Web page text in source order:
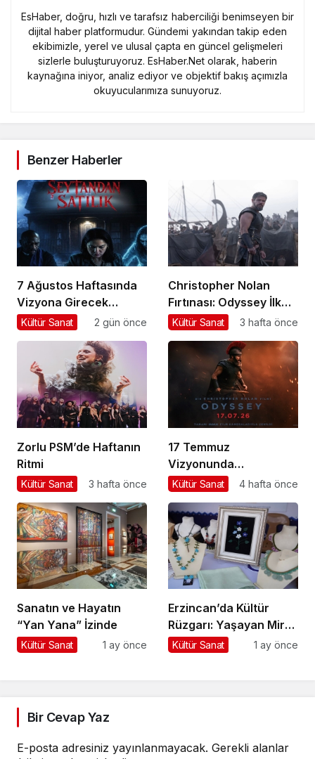
EsHaber, doğru, hızlı ve tarafsız haberciliği benimseyen bir
dijital haber platformudur. Gündemi yakından takip eden
ekibimizle, yerel ve ulusal çapta en güncel gelişmeleri
sizlerle buluşturuyoruz. EsHaber.Net olarak, haberin
kaynağına iniyor, analiz ediyor ve objektif bakış açımızla
okuyucularımıza sunuyoruz.
Benzer Haberler
7 Ağustos Haftasında
Vizyona Girecek
Filmler
Kültür Sanat 2 gün önce
Christopher Nolan
Fırtınası: Odyssey İlk
Hafta Sonunda Gişeyi
Kültür Sanat 3 hafta önce
Zorlu PSM’de Haftanın
Ritmi
Kültür Sanat 3 hafta önce
17 Temmuz
Vizyonunda
Aksiyondan Dramaya
Kültür Sanat 4 hafta önce
Sanatın ve Hayatın
“Yan Yana” İzinde
Kültür Sanat 1 ay önce
Erzincan’da Kültür
Rüzgarı: Yaşayan Miras
Şöleni Şehre İz Bıraktı
Kültür Sanat 1 ay önce
Bir Cevap Yaz
E-posta adresiniz yayınlanmayacak. Gerekli alanlar